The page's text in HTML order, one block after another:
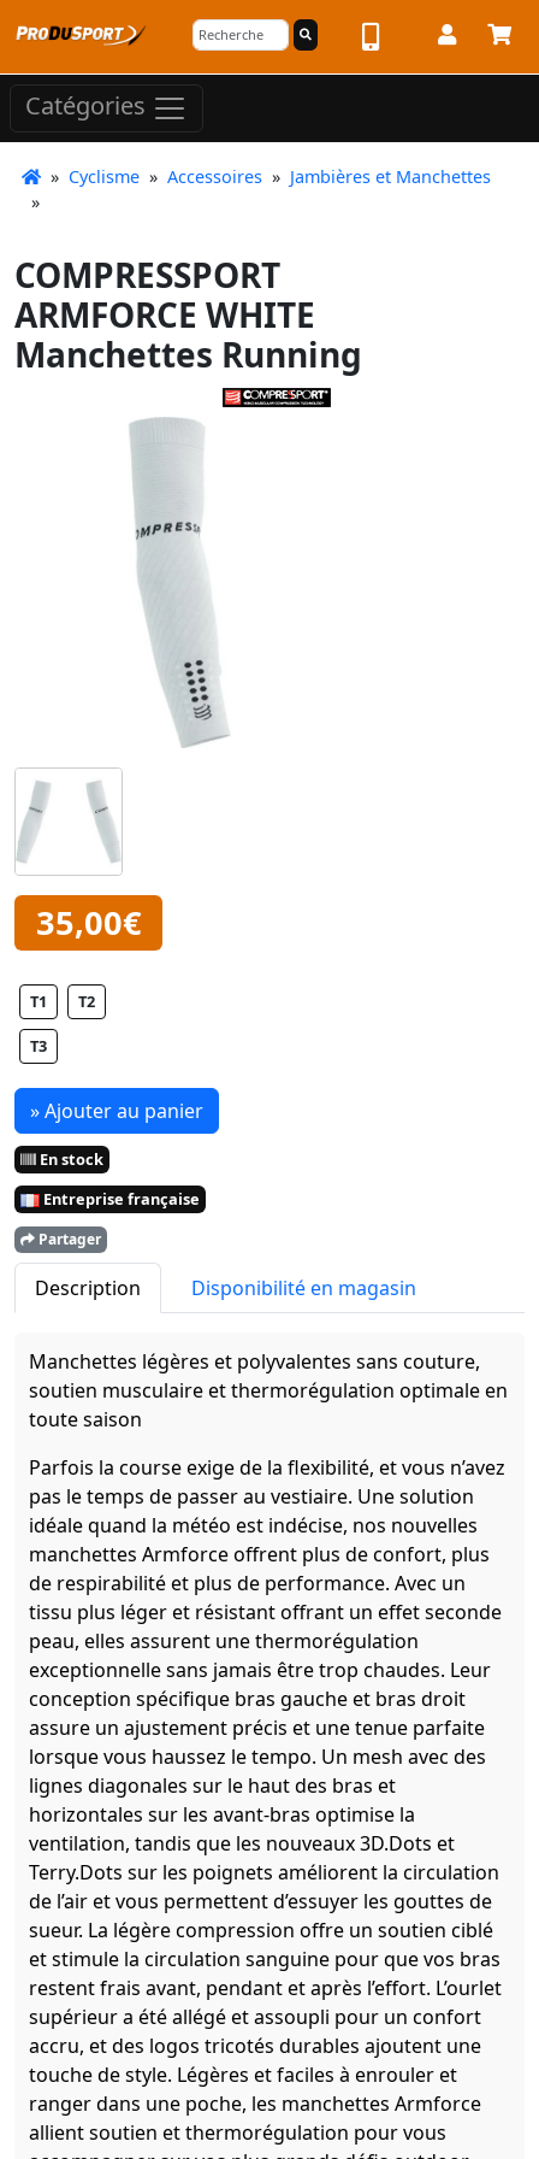
Catégories
» Cyclisme » Accessoires » Jambières et Manchettes
»
COMPRESSPORT
ARMFORCE WHITE
Manchettes Running
35,00€
T1 T2
T3
» Ajouter au panier
En stock
Entreprise française
Partager
Description Disponibilité en magasin
Manchettes légères et polyvalentes sans couture,
soutien musculaire et thermorégulation optimale en
toute saison
Parfois la course exige de la flexibilité, et vous n’avez
pas le temps de passer au vestiaire. Une solution
idéale quand la météo est indécise, nos nouvelles
manchettes Armforce offrent plus de confort, plus
de respirabilité et plus de performance. Avec un
tissu plus léger et résistant offrant un effet seconde
peau, elles assurent une thermorégulation
exceptionnelle sans jamais être trop chaudes. Leur
conception spécifique bras gauche et bras droit
assure un ajustement précis et une tenue parfaite
lorsque vous haussez le tempo. Un mesh avec des
lignes diagonales sur le haut des bras et
horizontales sur les avant-bras optimise la
ventilation, tandis que les nouveaux 3D.Dots et
Terry.Dots sur les poignets améliorent la circulation
de l’air et vous permettent d’essuyer les gouttes de
sueur. La légère compression offre un soutien ciblé
et stimule la circulation sanguine pour que vos bras
restent frais avant, pendant et après l’effort. L’ourlet
supérieur a été allégé et assoupli pour un confort
accru, et des logos tricotés durables ajoutent une
touche de style. Légères et faciles à enrouler et
ranger dans une poche, les manchettes Armforce
allient soutien et thermorégulation pour vous